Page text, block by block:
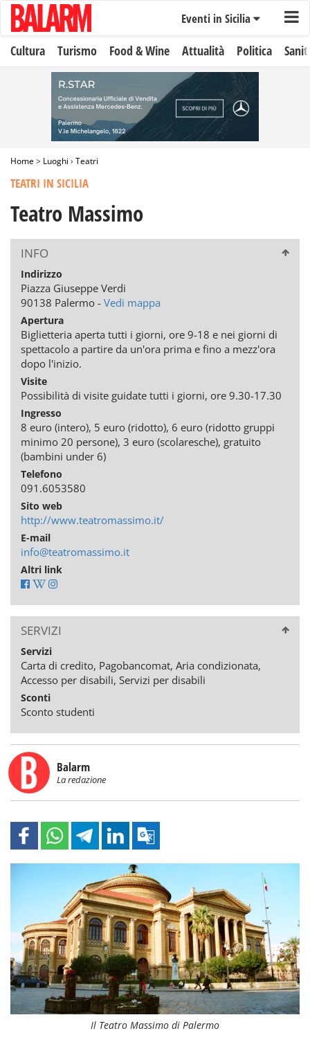
Eventi in Sicilia
Cultura Turismo Food & Wine Attualità Politica
Home> Luoghi › Teatri
TEATRI IN SICILIA
Teatro Massimo
INFO
Indirizzo
Piazza Giuseppe Verdi
90138 Palermo - Vedi mappa
Apertura
Biglietteria aperta tutti i giorni, ore 9-18 e nei giorni di
spettacolo a partire da un'ora prima e fino a mezz'ora
dopo l'inizio.
Visite
Possibilità di visite guidate tutti i giorni, ore 9.30-17.30
Ingresso
8 euro (intero), 5 euro (ridotto), 6 euro (ridotto gruppi
minimo 20 persone), 3 euro (scolaresche), gratuito
(bambini under 6)
Telefono
091.6053580
Sito web
http://www.teatromassimo.it/
E-mail
info@teatromassimo.it
Altri link
SERVIZI
Servizi
Carta di credito, Pagobancomat, Aria condizionata,
Accesso per disabili, Servizi per disabili
Sconti
Sconto studenti
Balarm
La redazione
Il Teatro Massimo di Palermo